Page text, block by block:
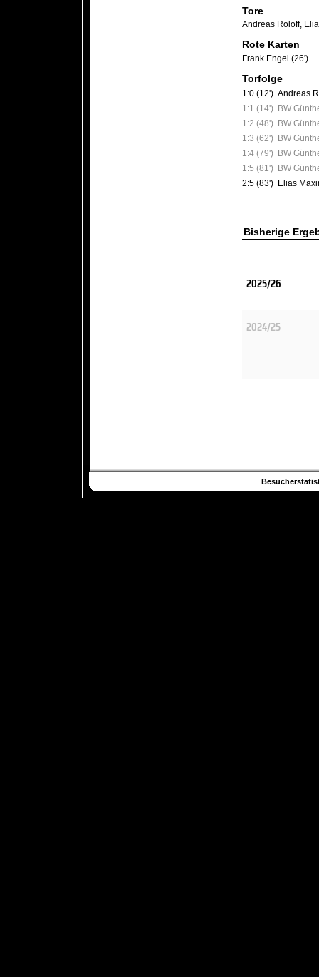
Tore
Andreas Roloff,
Rote Karten
Frank Engel (26')
Torfolge
1:0 (12') Andreas
1:1 (14') BW
1:2 (48') BW
1:3 (62') BW
1:4 (79') BW
1:5 (81') BW
2:5 (83') Elias
Bisherige
2025/26
2024/25